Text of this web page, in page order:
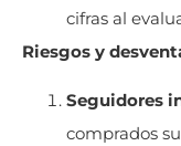
cifras al
Riesgos y
Seguidores
comprados